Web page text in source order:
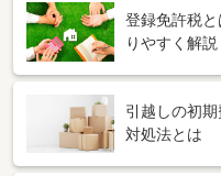
登録免許税
りやすく解説
引越しの初
対処法とは